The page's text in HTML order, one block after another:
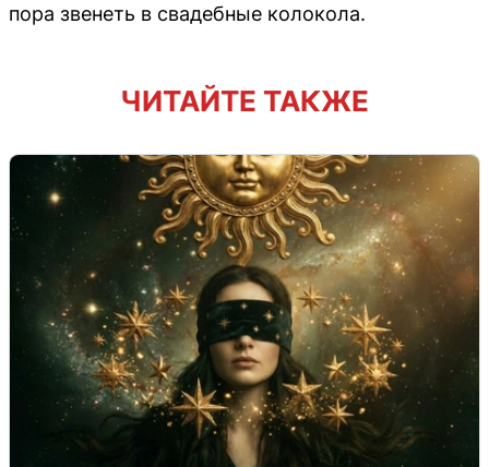
пора звенеть в свадебные колокола.
ЧИТАЙТЕ ТАКЖЕ